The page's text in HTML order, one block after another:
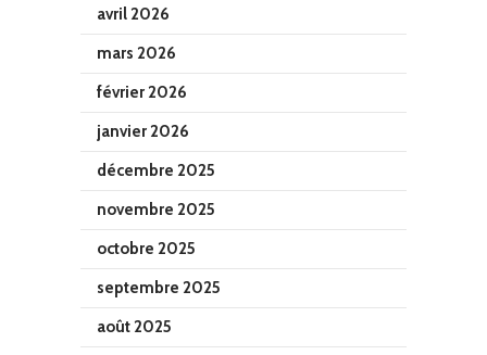
avril 2026
mars 2026
février 2026
janvier 2026
décembre 2025
novembre 2025
octobre 2025
septembre 2025
août 2025